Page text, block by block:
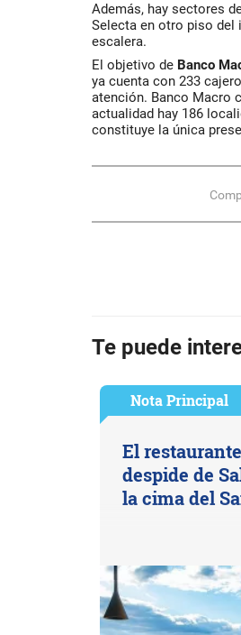
Además, hay sectores
Selecta en otro piso del
escalera.
El objetivo de Banco
ya cuenta con 233
atención. Banco Macro
actualidad hay 186
constituye la única
Te puede
Nota Principal
El
despide de
la cima del